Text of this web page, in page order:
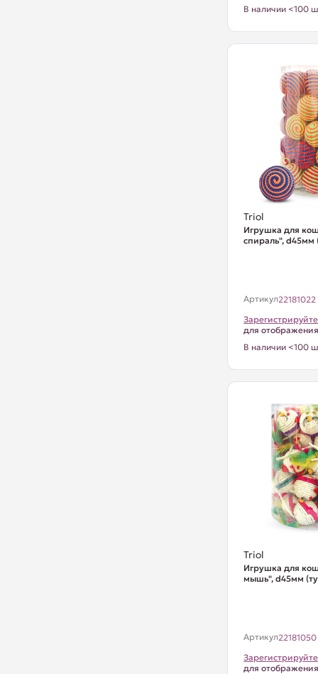
В наличии <100
Triol
Игрушка для
спираль", d45мм
Артикул22181022
для
В наличии <100
Triol
Игрушка для
мышь", d45мм
Артикул22181050
для